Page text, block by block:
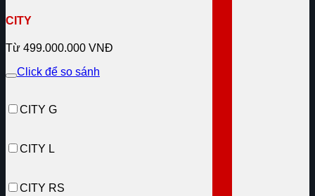
CITY
Từ 499.000.000 VNĐ
Click để so sánh
CITY G
CITY L
CITY RS